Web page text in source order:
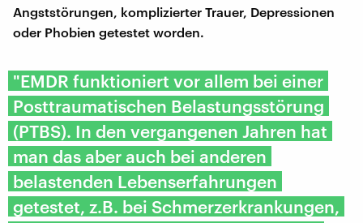
Angststörungen, komplizierter Trauer, Depressionen
oder Phobien getestet worden.
"EMDR funktioniert vor allem bei einer
Posttraumatischen Belastungsstörung
(PTBS). In den vergangenen Jahren hat
man das aber auch bei anderen
belastenden Lebenserfahrungen
getestet, z.B. bei Schmerzerkrankungen,